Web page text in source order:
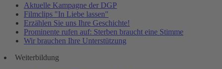
Aktuelle Kampagne der DGP
Filmclips "In Liebe lassen"
Erzählen Sie uns Ihre Geschichte!
Prominente rufen auf: Sterben braucht eine Stimme
Wir brauchen Ihre Unterstützung
Weiterbildung